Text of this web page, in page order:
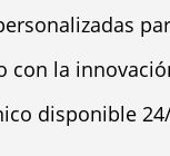
con la
disponible